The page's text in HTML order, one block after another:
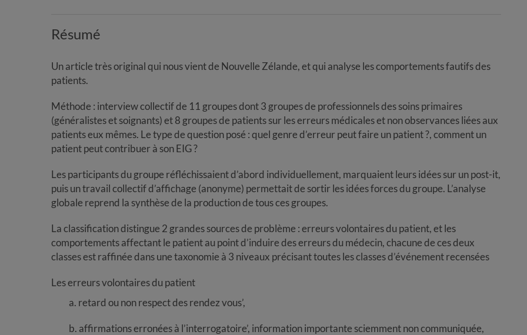
Résumé
Un article très original qui nous vient de Nouvelle Zélande, et qui analyse les comportements fautifs des
patients.
Méthode : interview collectif de 11 groupes dont 3 groupes de professionnels des soins primaires
(généralistes et soignants) et 8 groupes de patients sur les erreurs médicales et non observances liées aux
patients eux mêmes. Le type de question posé : quel genre d’erreur peut faire un patient ?, comment un
patient peut contribuer à son EIG ?
Les participants du groupe réfléchissaient d’abord individuellement, marquaient leurs idées sur un post-it,
puis un travail collectif d’affichage (anonyme) permettait de sortir les idées forces du groupe. L’analyse
globale reprend la synthèse de la production de tous ces groupes.
La classification distingue 2 grandes sources de problème : erreurs volontaires du patient, et les
comportements affectant le patient au point d’induire des erreurs du médecin, chacune de ces deux
classes est raffinée dans une taxonomie à 3 niveaux précisant toutes les classes d’événement recensées
Les erreurs volontaires du patient
a. retard ou non respect des rendez vous’,
b. affirmations erronées à l’interrogatoire’, information importante sciemment non communiquée,